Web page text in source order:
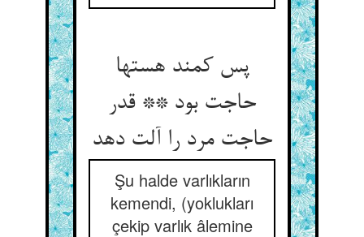
پس کمند هستها
حاجت بود ** قدر
حاجت مرد را آلت دهد
Şu halde varlıkların
kemendi, (yoklukları
çekip varlık âlemine